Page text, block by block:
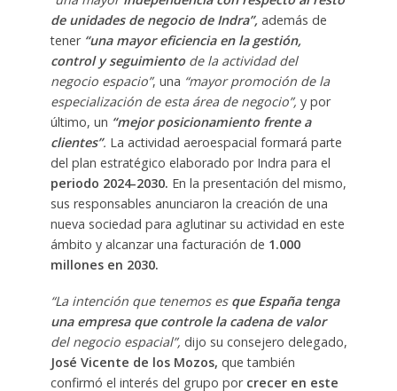
de unidades de negocio de Indra”,además de
tener “una mayor eficiencia en la gestión,
control y seguimientode la actividad del
negocio espacio”, una “mayor promoción de la
especialización de esta área de negocio”, y por
último, un “mejor posicionamiento frente a
clientes”. La actividad aeroespacial formará parte
del plan estratégico elaborado por Indra para el
periodo 2024-2030. En la presentación del mismo,
sus responsables anunciaron la creación de una
nueva sociedad para aglutinar su actividad en este
ámbito y alcanzar una facturación de 1.000
millones en 2030.
“La intención que tenemos es que España tenga
una empresa que controle la cadena de valor
del negocio espacial”, dijo su consejero delegado,
José Vicente de los Mozos, que también
confirmó el interés del grupo por crecer en este